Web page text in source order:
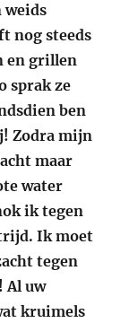
weids
nog steeds
en grillen
sprak ze
ben
Zodra mijn
maar
water
ik tegen
Ik moet
tegen
Al uw
kruimels